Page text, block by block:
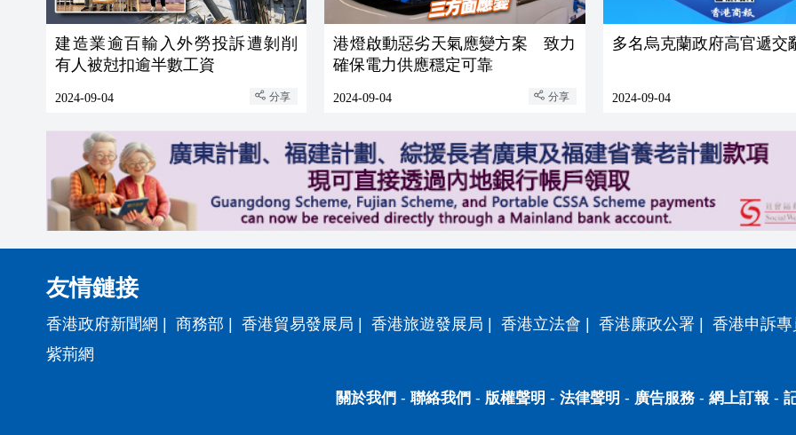
建造業逾百輸入外勞投訴遭剝削
有人被尅扣逾半數工資
2024-09-04 分享
港燈啟動惡劣天氣應變方案 致力
確保電力供應穩定可靠
2024-09-04 分享
多名烏克蘭政府高官遞交
2024-09-04
友情鏈接
香港政府新聞網 商務部 香港貿易發展局 香港旅遊發展局 香港立法會 香港廉政公署
香港申訴
紫荊網
關於我們 - 聯絡我們 - 版權聲明 - 法律聲明 - 廣告服務- 網上訂報 -